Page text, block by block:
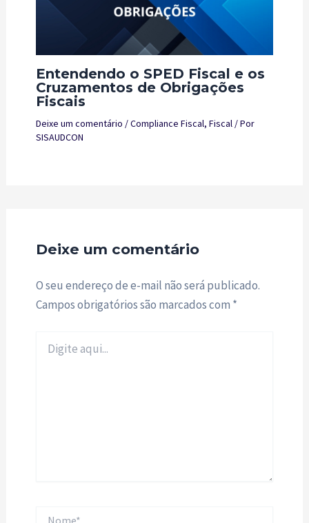
Entendendo o SPED Fiscal e os
Cruzamentos de Obrigações
Fiscais
Deixe um comentário /Compliance Fiscal, Fiscal/ Por
SISAUDCON
Deixe um comentário
O seu endereço de e-mail não será publicado.
Campos obrigatórios são marcados com *
aqui...